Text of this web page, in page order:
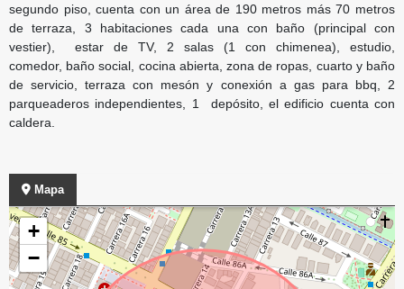
segundo piso, cuenta con un área de 190 metros más 70 metros
de terraza, 3 habitaciones cada una con baño (principal con
vestier), estar de TV, 2 salas (1 con chimenea), estudio,
comedor, baño social, cocina abierta, zona de ropas, cuarto y baño
de servicio, terraza con mesón y conexión a gas para bbq, 2
parqueaderos independientes, 1 depósito, el edificio cuenta con
caldera.
Mapa
+
−